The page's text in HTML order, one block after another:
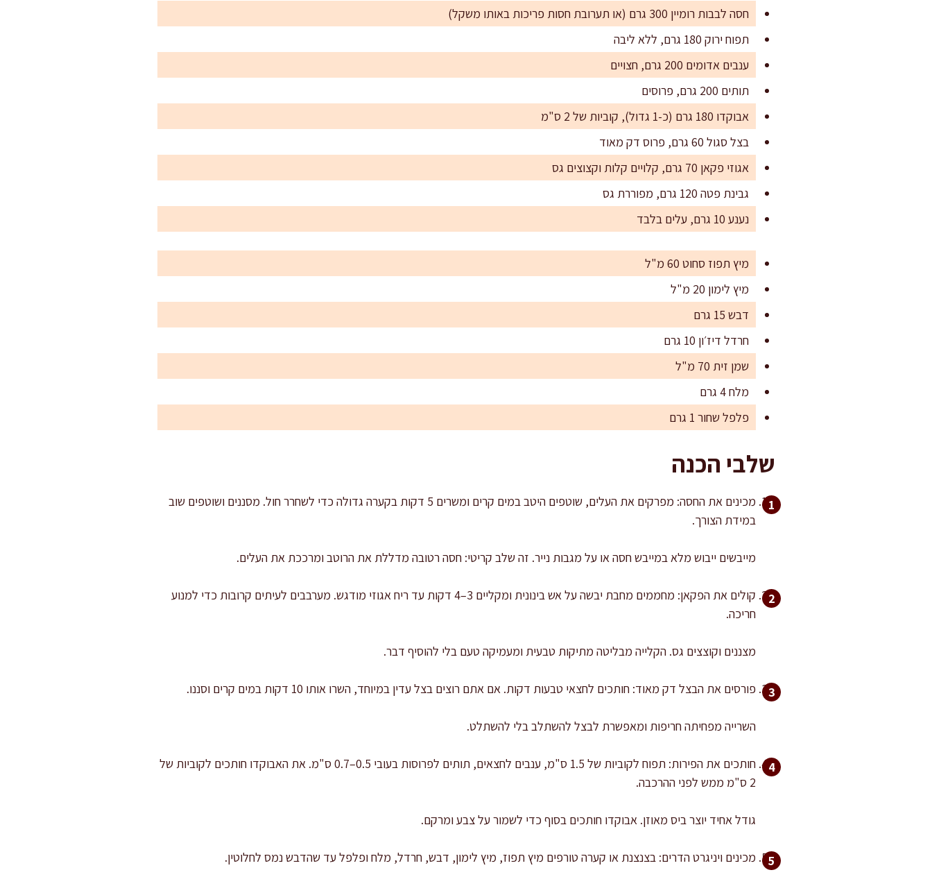
חסה לבבות רומיין 300 גרם (או תערובת חסות פריכות באותו משקל)
תפוח ירוק 180 גרם, ללא ליבה
ענבים אדומים 200 גרם, חצויים
תותים 200 גרם, פרוסים
אבוקדו 180 גרם (כ-1 גדול), קוביות של 2 ס"מ
בצל סגול 60 גרם, פרוס דק מאוד
אגוזי פקאן 70 גרם, קלויים קלות וקצוצים גס
גבינת פטה 120 גרם, מפוררת גס
נענע 10 גרם, עלים בלבד
מיץ תפוז סחוט 60 מ"ל
מיץ לימון 20 מ"ל
דבש 15 גרם
חרדל דיז׳ון 10 גרם
שמן זית 70 מ"ל
מלח 4 גרם
פלפל שחור 1 גרם
שלבי הכנה
מכינים את החסה: מפרקים את העלים, שוטפים היטב במים קרים ומשרים 5 דקות בקערה גדולה כדי לשחרר חול. מסננים ושוטפים שוב
במידת הצורך.
מייבשים ייבוש מלא במייבש חסה או על מגבות נייר. זה שלב קריטי: חסה רטובה מדללת את הרוטב ומרככת את העלים.
קולים את הפקאן: מחממים מחבת יבשה על אש בינונית ומקליים 3–4 דקות עד ריח אגוזי מודגש. מערבבים לעיתים קרובות כדי למנוע
חריכה.
מצננים וקוצצים גס. הקלייה מבליטה מתיקות טבעית ומעמיקה טעם בלי להוסיף דבר.
פורסים את הבצל דק מאוד: חותכים לחצאי טבעות דקות. אם אתם רוצים בצל עדין במיוחד, השרו אותו 10 דקות במים קרים וסננו.
השרייה מפחיתה חריפות ומאפשרת לבצל להשתלב בלי להשתלט.
חותכים את הפירות: תפוח לקוביות של 1.5 ס"מ, ענבים לחצאים, תותים לפרוסות בעובי 0.5–0.7 ס"מ. את האבוקדו חותכים לקוביות של
2 ס"מ ממש לפני ההרכבה.
גודל אחיד יוצר ביס מאוזן. אבוקדו חותכים בסוף כדי לשמור על צבע ומרקם.
מכינים ויניגרט הדרים: בצנצנת או קערה טורפים מיץ תפוז, מיץ לימון, דבש, חרדל, מלח ופלפל עד שהדבש נמס לחלוטין.